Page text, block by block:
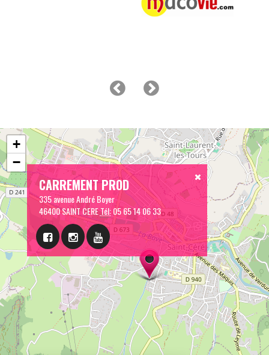
CARREMENT PROD
335 avenue André Boyer
46400 SAINT CERETél:05 65 14 06 33
+
−